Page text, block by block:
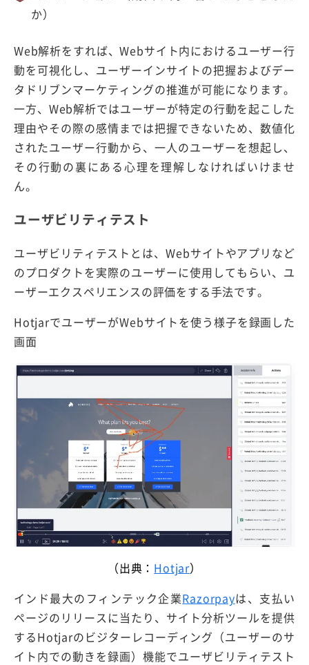
か）
Web解析をすれば、Webサイト内におけるユーザー行
動を可視化し、ユーザーインサイトの把握およびデー
タドリブンマーケティングの推進が可能になります。
一方、Web解析ではユーザーが特定の行動を起こした
理由やその際の感情までは把握できないため、数値化
されたユーザー行動から、一人のユーザーを想起し、
その行動の裏にある心理を理解しなければいけませ
ん。
ユーザビリティテスト
ユーザビリティテストとは、Webサイトやアプリなど
のプロダクトを実際のユーザーに使用してもらい、ユ
ーザーエクスペリエンスの評価をする手法です。
HotjarでユーザーがWebサイトを使う様子を録画した
画面
（出典： Hotjar）
インド最大のフィンテック企業Razorpayは、支払い
ページのリリースに当たり、サイト分析ツールを提供
するHotjarのビジターレコーディング（ユーザーのサ
イト内での動きを録画）機能でユーザビリティテスト